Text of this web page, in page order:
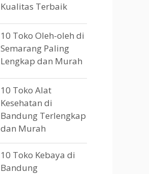
Kualitas Terbaik
10 Toko Oleh-oleh di
Semarang Paling
Lengkap dan Murah
10 Toko Alat
Kesehatan di
Bandung Terlengkap
dan Murah
10 Toko Kebaya di
Bandung